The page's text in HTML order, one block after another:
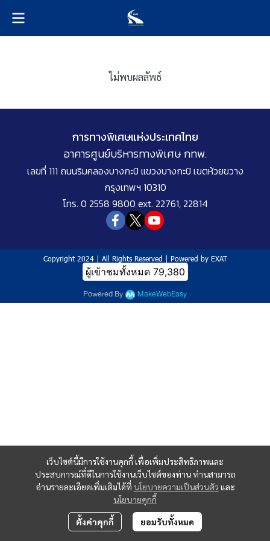
ไม่พบผลลัพธ์
เว็บไซต์นี้มีการใช้งานคุกกี้ เพื่อเพิ่มประสิทธิภาพและ
ประสบการณ์ที่ดีในการใช้งานเว็บไซต์ของท่าน ท่านสามารถ
อ่านรายละเอียดเพิ่มเติมได้ที่ นโยบายความเป็นส่วนตัว และ
นโยบายคุกกี้
ตั้งค่าคุกกี้ ยอมรับทั้งหมด
การทางพิเศษแห่งประเทศไทย
อาคารศูนย์บริหารทางพิเศษ กทพ.
เลขที่ 111 ถนนริมคลองบางกะปิ แขวงบางกะปิ เขตห้วยขวาง
กรุงเทพฯ 10310
โทร. 0 2558 9800 ext. 22761, 22814
Copyright 2024 | All Rights Reserved | Powered by EXAT
ผู้เข้าชมทั้งหมด 79,380
Powered By MakeWebEasy